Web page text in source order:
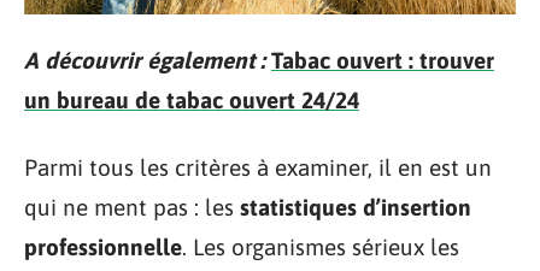
A découvrir également : Tabac ouvert : trouver
un bureau de tabac ouvert 24/24
Parmi tous les critères à examiner, il en est un
qui ne ment pas : les statistiques d’insertion
professionnelle. Les organismes sérieux les